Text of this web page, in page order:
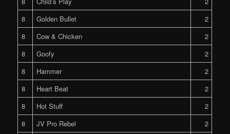
8
Golden Bullet
2
8
Cow & Chicken
2
8
Goofy
2
8
Hammer
2
8
Heart Beat
2
8
Hot Stuff
2
8
JV Pro Rebel
2